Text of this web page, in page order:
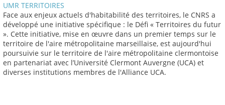
UMR TERRITOIRES
Face aux enjeux actuels d'habitabilité des territoires, le CNRS a
développé une initiative spécifique : le Défi « Territoires du futur
». Cette initiative, mise en œuvre dans un premier temps sur le
territoire de l'aire métropolitaine marseillaise, est aujourd'hui
poursuivie sur le territoire de l'aire métropolitaine clermontoise
en partenariat avec l’Université Clermont Auvergne (UCA) et
diverses institutions membres de l'Alliance UCA.